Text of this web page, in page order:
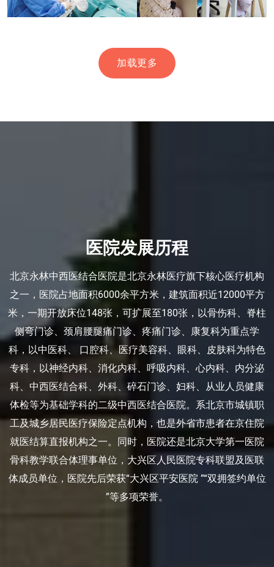
加载更多
医院发展历程
北京永林中西医结合医院是北京永林医疗旗下核心医疗机构
之一，医院占地面积6000余平方米，建筑面积近12000平方
米，一期开放床位148张，可扩展至180张，以骨伤科、脊柱
侧弯门诊、颈肩腰腿痛门诊、疼痛门诊、康复科为重点学
科，以中医科、 口腔科、医疗美容科、眼科、皮肤科为特色
专科，以神经内科、消化内科、呼吸内科、心内科、内分泌
科、中西医结合科、外科、碎石门诊、妇科、从业人员健康
体检等为基础学科的二级中西医结合医院。系北京市城镇职
工及城乡居民医疗保险定点机构，也是外省市患者在京住院
就医结算直报机构之一。同时，医院还是北京大学第一医院
骨科教学联合体理事单位，大兴区人民医院专科联盟及医联
体成员单位，医院先后荣获“大兴区平安医院 ”“双拥签约单位
”等多项荣誉。